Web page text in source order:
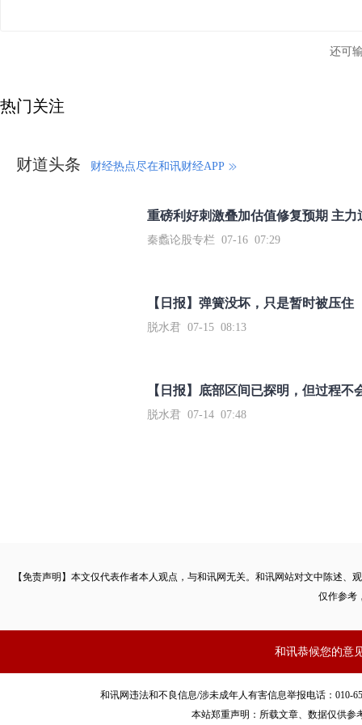
还可
热门关注
财道头条 财经热点尽在和讯财经APP
秦蠡论股专栏 07-16 07:29
【日报】弹簧没坏，只是暂时被压住
脱水君 07-15 08:13
【日报】底部区间已探明，但过程不
脱水君 07-14 07:48
【免责声明】本文仅代表作者本人观点，与和讯网无关。和讯网站对文中陈述
仅作参考
和讯恭候您的意
和讯网违法和不良信息/涉未成年人有害信息举报电话：010-
本站郑重声明：所载文章、数据仅供参